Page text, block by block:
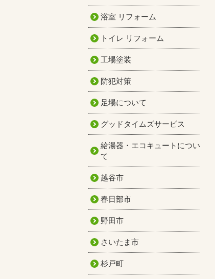
浴室 リフォーム
トイレ リフォーム
工場塗装
防犯対策
足場について
グッドタイムズサービス
給湯器・エコキュートについ
て
越谷市
春日部市
野田市
さいたま市
杉戸町